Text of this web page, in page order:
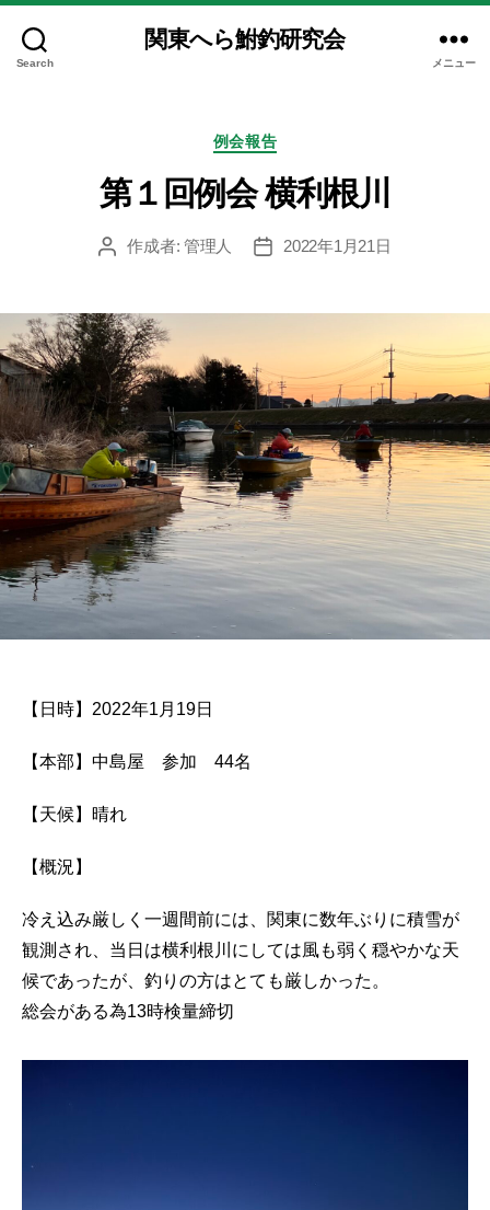
Search
関東へら鮒釣研究会
メニュー
カ
テ
ゴ
リ
例会報告
第１回例会 横利根川
投
作成者: 管理人
投
2022年1月21日
【日時】2022年1月19日
【本部】中島屋 参加 44名
【天候】晴れ
【概況】
冷え込み厳しく一週間前には、関東に数年ぶりに積雪が
観測され、当日は横利根川にしては風も弱く穏やかな天
候であったが、釣りの方はとても厳しかった。
総会がある為13時検量締切